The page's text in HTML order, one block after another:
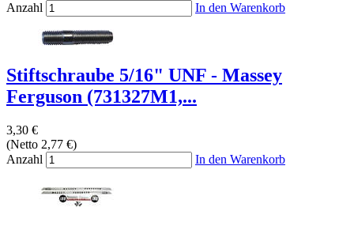
Anzahl In den Warenkorb
Stiftschraube 5/16" UNF - Massey
Ferguson (731327M1,...
3,30 €
(Netto 2,77 €)
Anzahl
In den Warenkorb